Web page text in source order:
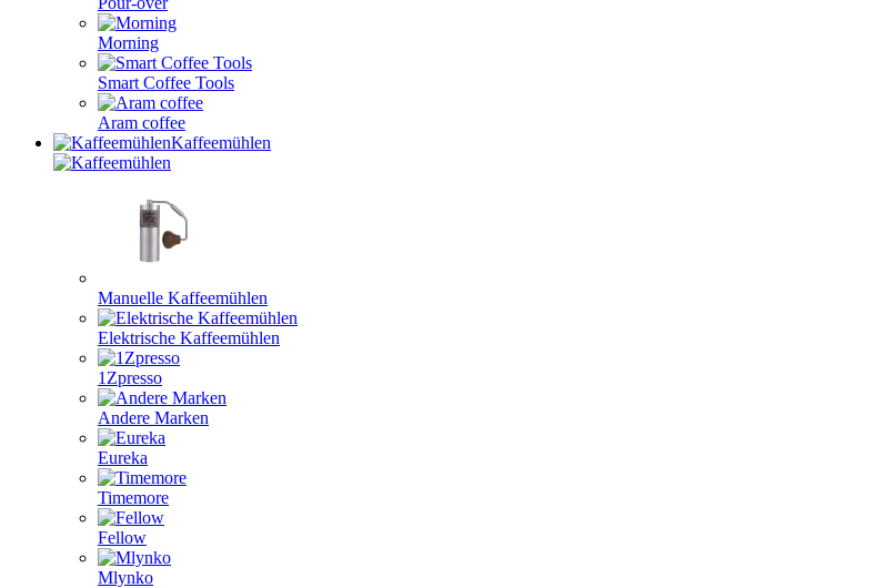
Morning
Smart Coffee Tools
Aram coffee
Kaffeemühlen
Manuelle Kaffeemühlen
Elektrische Kaffeemühlen
1Zpresso
Andere Marken
Eureka
Timemore
Fellow
Mlynko